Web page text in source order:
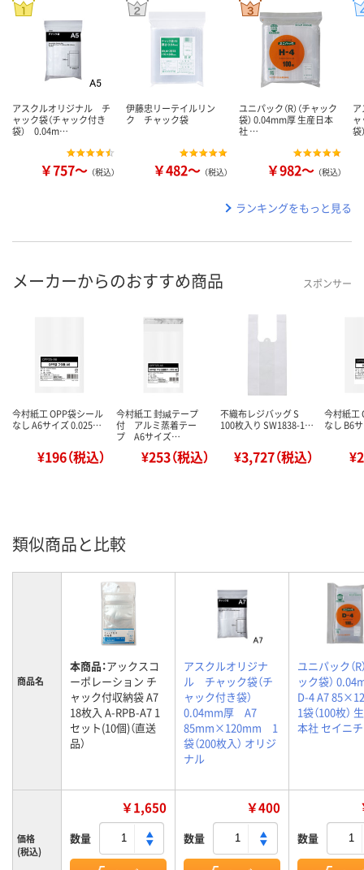
アスクルオリジナル チ
ャック袋（チャック付き
袋） 0.04m…
￥757～ （税込）
伊藤忠リーテイルリン
ク チャック袋
￥482～ （税込）
ユニパック（R）（チャック
袋） 0.04mm厚 生産日本
社 …
￥982～ （税込）
ャ
ランキングをもっと見る
メーカーからのおすすめ商品 スポンサー
今村紙工 OPP袋シール
なし A6サイズ 0.025…
¥196（税込）
今村紙工 封緘テープ
付 アルミ蒸着テー
プ A6サイズ…
¥253（税込）
不織布レジバッグ S
100枚入り SW1838-1…
¥3,727（税込）
今村紙工
なし B6
類似商品と比較
商品名
本商品：アックスコ
ーポレーション チ
ャック付収納袋 A7
18枚入 A-RPB-A7 1
セット(10個)（直送
品）
アスクルオリジナ
ル チャック袋（チ
ャック付き袋）
0.04mm厚 A7
85mm×120mm 1
袋（200枚入） オリジ
ナル
ユニパック（R
ック袋）
D-4 A7
1袋（100枚）
本社 セイニチ
価格
(税込)
￥1,650
数量
￥400
数量 数量